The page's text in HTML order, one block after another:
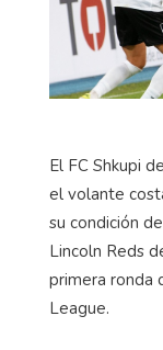
El FC Shkupi
el volante
su condición
Lincoln Reds
primera ronda
League.